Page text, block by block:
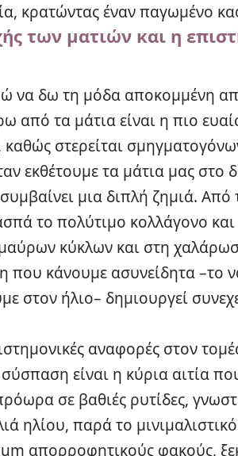
κρατώντας έναν παγωμένο
των ματιών και η
να δω τη μόδα αποκομμένη
από τα μάτια είναι η πιο
στερείται
εκθέτουμε τα μάτια μας στο
μια διπλή ζημιά. Από
το πολύτιμο κολλάγονο και
κύκλων και στη
που κάνουμε ασυνείδητα –το
στον ήλιο– δημιουργεί
αναφορές στον
είναι η κύρια αιτία
σε βαθιές ρυτίδες,
ηλίου, παρά το
απορροφητικούς φακούς,